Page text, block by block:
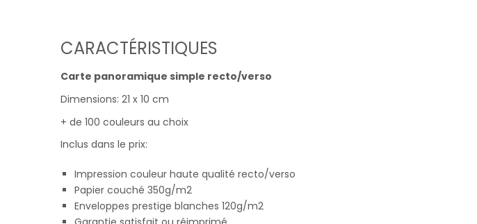
CARACTÉRISTIQUES
Carte panoramique simple recto/verso
Dimensions: 21 x 10 cm
+ de 100 couleurs au choix
Inclus dans le prix:
Impression couleur haute qualité recto/verso
Papier couché 350g/m2
Enveloppes prestige blanches 120g/m2